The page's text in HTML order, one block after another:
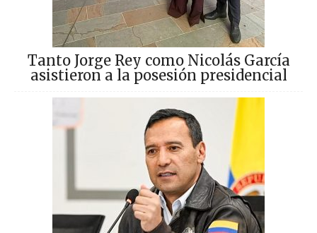
Tanto Jorge Rey como Nicolás García
asistieron a la posesión presidencial